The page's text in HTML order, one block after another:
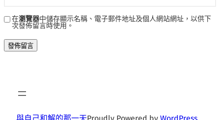
在瀏覽器中儲存顯示名稱、電子郵件地址及個人網站網址，以供下
次發佈留言時使用。